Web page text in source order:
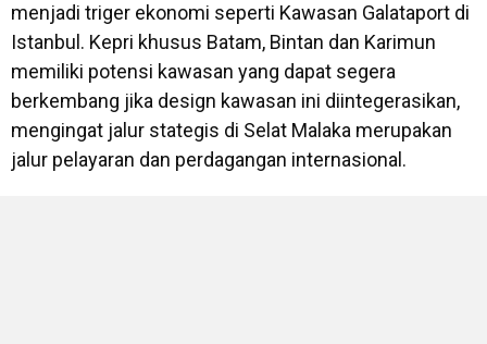
menjadi triger ekonomi seperti Kawasan Galataport di
Istanbul. Kepri khusus Batam, Bintan dan Karimun
memiliki potensi kawasan yang dapat segera
berkembang jika design kawasan ini diintegerasikan,
mengingat jalur stategis di Selat Malaka merupakan
jalur pelayaran dan perdagangan internasional.